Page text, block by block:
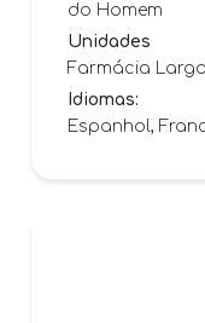
do Homem
Unidades
Farmácia
Idiomas:
Espanhol,